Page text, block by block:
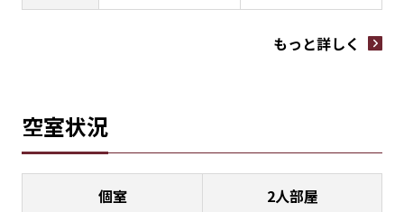
もっと詳しく
空室状況
個室 2人部屋